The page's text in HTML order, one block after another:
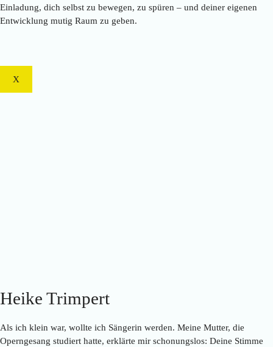
Einladung, dich selbst zu bewegen, zu spüren – und deiner eigenen
Entwicklung mutig Raum zu geben.
X
Heike Trimpert
Als ich klein war, wollte ich Sängerin werden. Meine Mutter, die
Operngesang studiert hatte, erklärte mir schonungslos: Deine Stimme